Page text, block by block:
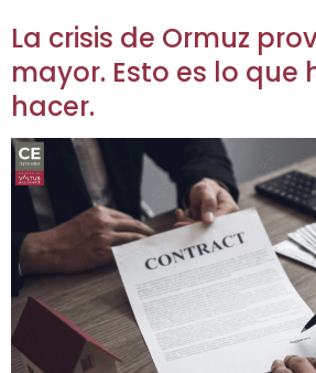
La crisis de Ormuz
mayor. Esto es lo que
hacer.